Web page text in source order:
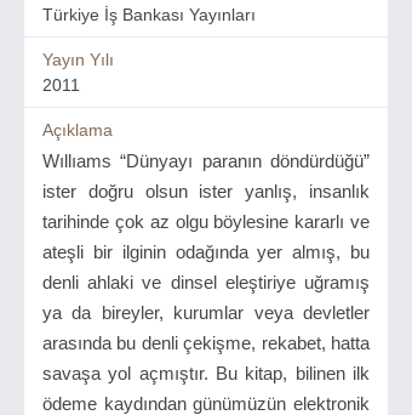
Türkiye İş Bankası Yayınları
Yayın Yılı
2011
Açıklama
Wıllıams “Dünyayı paranın döndürdüğü”
ister doğru olsun ister yanlış, insanlık
tarihinde çok az olgu böylesine kararlı ve
ateşli bir ilginin odağında yer almış, bu
denli ahlaki ve dinsel eleştiriye uğramış
ya da bireyler, kurumlar veya devletler
arasında bu denli çekişme, rekabet, hatta
savaşa yol açmıştır. Bu kitap, bilinen ilk
ödeme kaydından günümüzün elektronik